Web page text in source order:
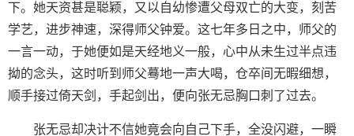
下。她天资甚是聪颖，又以自幼惨遭父母双亡的大变，刻苦
学艺，进步神速，深得师父钟爱。这七年多日之中，师父的
一言一动，于她便如是天经地义一般，心中从未生过半点违
拗的念头，这时听到师父蓦地一声大喝，仓卒间无暇细想，
顺手接过倚天剑，手起剑出，便向张无忌胸口刺了过去。
张无忌却决计不信她竟会向自己下手，全没闪避，一瞬